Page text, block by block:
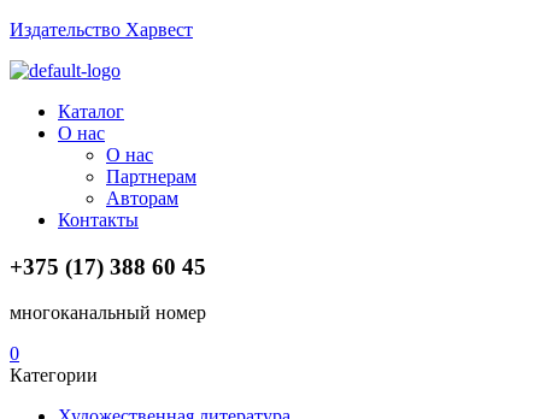
Издательство Харвест
Menu
Каталог
О нас
О нас
Партнерам
Авторам
Контакты
+375 (17) 388 60 45
многоканальный номер
0
Категории